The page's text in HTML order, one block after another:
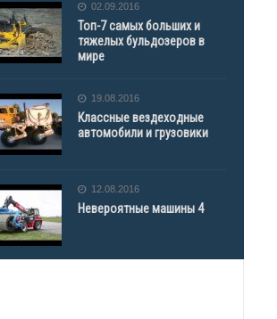
02.09.2016
Топ-7 самых больших и
тяжелых бульдозеров в
мире
19.08.2016
Классные вездеходные
автомобили и грузовики
12.08.2016
Невероятные машины 4